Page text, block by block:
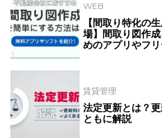
WEB
【間取り特化の
場】間取り図作
めのアプリやフ
賃貸管理
法定更新とは？
ともに解説